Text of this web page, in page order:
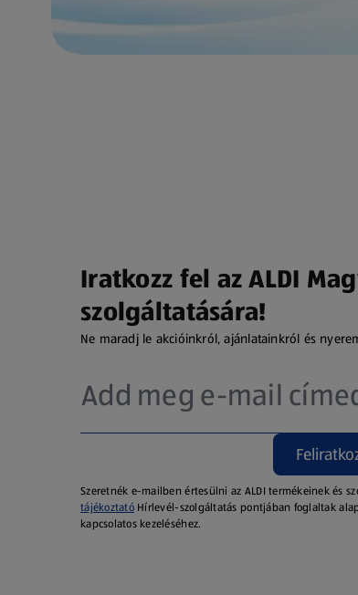
(új oldalon nyílik meg)
Iratkozz fel az ALDI
szolgáltatására!
Ne maradj le akcióinkról, ajánlatainkról és
Szeretnék e-mailben értesülni az ALDI termékeinek és
tájékoztatóHírlevél-szolgáltatás pontjában foglaltak
kapcsolatos kezeléséhez.